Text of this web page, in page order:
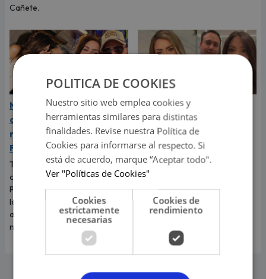
Cañete.
Marcelo Tinelli da marcha
atrás y retoma su
relación con Milett
Figueroa: "La amo"
Tras su fugaz romance con
otra mujer, el argentino llegó al
Perú para reencontrarse con
la modelo y aseguró que su
amor está más fuerte que
nunca.
Sheyla Rojas rompió su
silencio: exchica reality
reveló por qué terminó
con ‘Sir Winston’
La exchica reality Sheyla Rojas
explicó la razón de su ruptura
con el empresario mexicano.
Te contamos todos los
detalles.
POLITICA DE COOKIES
Nuestro sitio web emplea cookies y
herramientas similares para distintas
finalidades. Revise nuestra Política de
Cookies para informarse al respecto. Si
está de acuerdo, marque “Aceptar todo".
Ver "Políticas de Cookies"
Cookies
estrictamente
necesarias
Cookies de
rendimiento